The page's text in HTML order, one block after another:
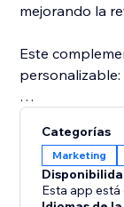
mejorando la
Este
personalizable:
Personaliza
sombra, etc.
Categorías
Marketing
Esta app